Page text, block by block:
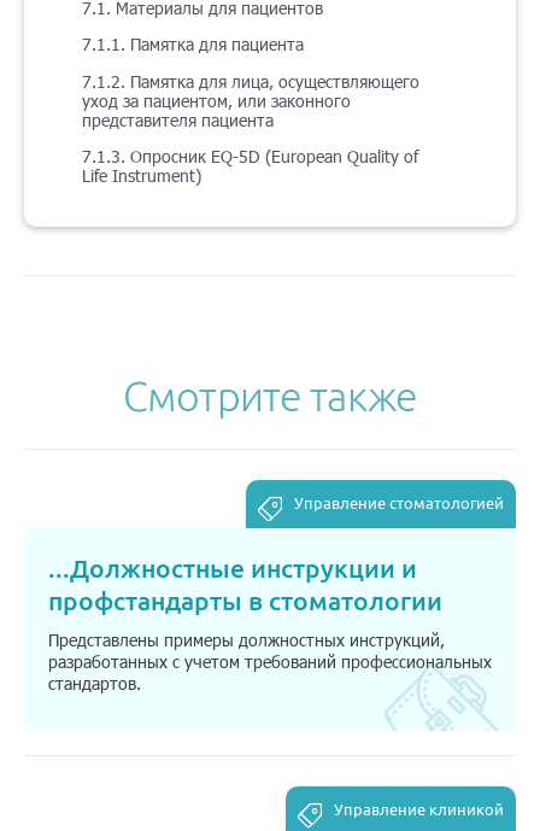
7.1. Материалы для пациентов
7.1.1. Памятка для пациента
7.1.2. Памятка для лица, осуществляющего
уход за пациентом, или законного
представителя пациента
7.1.3. Опросник EQ-5D (European Quality of
Life Instrument)
Смотрите также
Управление стоматологией
...Должностные инструкции и
профстандарты в стоматологии
Представлены примеры должностных инструкций,
разработанных с учетом требований профессиональных
стандартов.
Управление клиникой